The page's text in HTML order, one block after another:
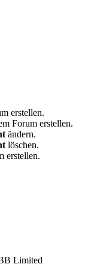
erstellen.
Forum erstellen.
ändern.
löschen.
erstellen.
Limited